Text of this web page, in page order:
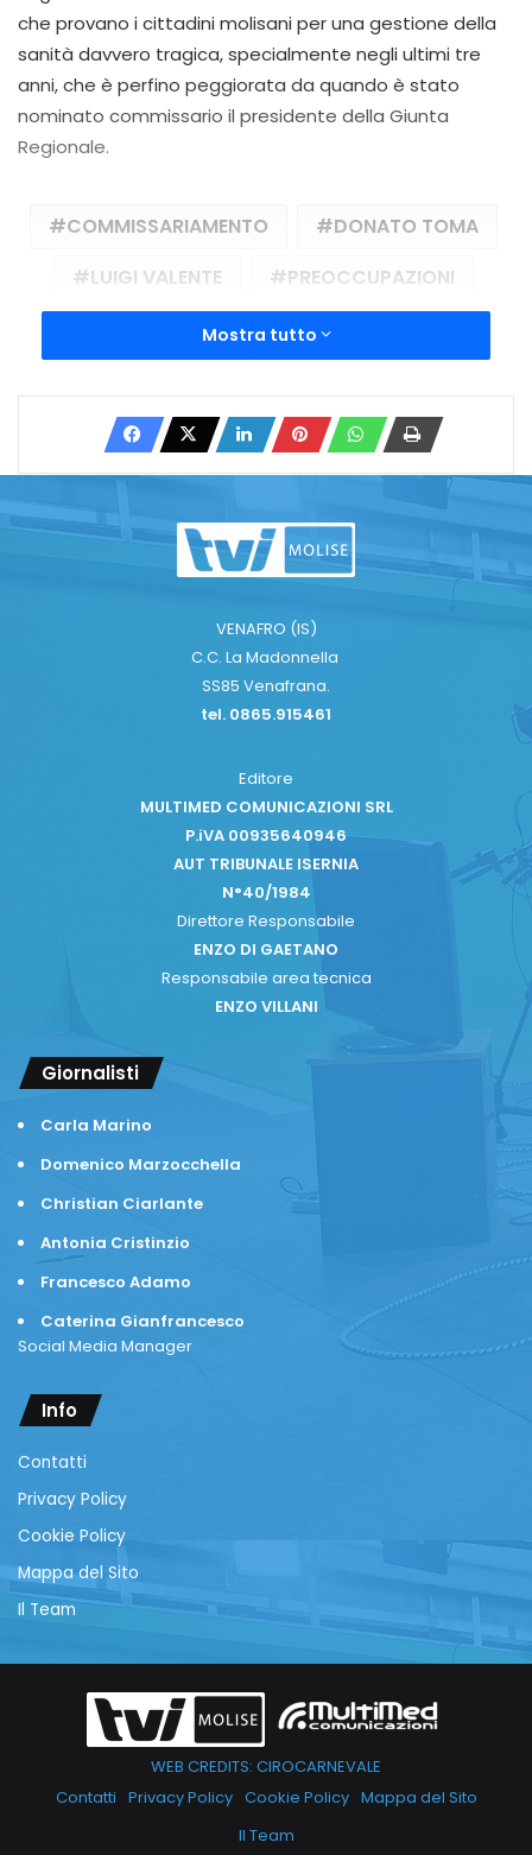
che provano i cittadini molisani per una gestione della
sanità davvero tragica, specialmente negli ultimi tre
anni, che è perfino peggiorata da quando è stato
nominato commissario il presidente della Giunta
Regionale.
COMMISSARIAMENTO
DONATO TOMA
LUIGI VALENTE
PREOCCUPAZIONI
PRESIDENTE ALI MOLISE
Mostra tutto
VENAFRO (IS)
C.C. La Madonnella
SS85 Venafrana.
tel. 0865.915461
Editore
MULTIMED COMUNICAZIONI SRL
P.iVA 00935640946
AUT TRIBUNALE ISERNIA
N°40/1984
Direttore Responsabile
ENZO DI GAETANO
Responsabile area tecnica
ENZO VILLANI
Giornalisti
Carla Marino
Domenico Marzocchella
Christian Ciarlante
Antonia Cristinzio
Francesco Adamo
Caterina Gianfrancesco
Social Media Manager
Info
Contatti
Privacy Policy
Cookie Policy
Mappa del Sito
Il Team
WEB CREDITS: CIROCARNEVALE
Contatti Privacy Policy Cookie Policy Mappa del Sito
Il Team